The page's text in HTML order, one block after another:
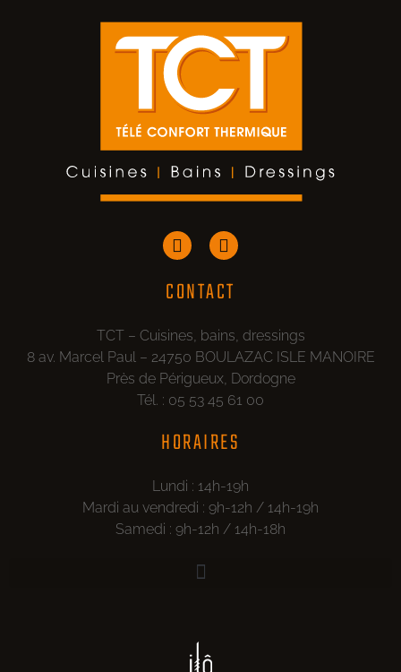
CONTACT
TCT – Cuisines, bains, dressings
8 av. Marcel Paul – 24750 BOULAZAC ISLE MANOIRE
Près de Périgueux, Dordogne
Tél. : 05 53 45 61 00
HORAIRES
Lundi : 14h-19h
Mardi au vendredi : 9h-12h / 14h-19h
Samedi : 9h-12h / 14h-18h